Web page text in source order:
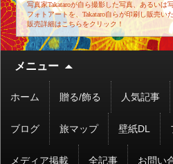
写真家Takataroが自ら撮影した写真、あるいは
フォトアートを、Takataro自らが印刷し販売い
販売詳細はこちらをクリック！
メニュー
テ
ツ
移
ホーム 贈る/飾る 人気記事
ブログ 旅マップ 壁紙DL
メディア掲載 全記事 お問い